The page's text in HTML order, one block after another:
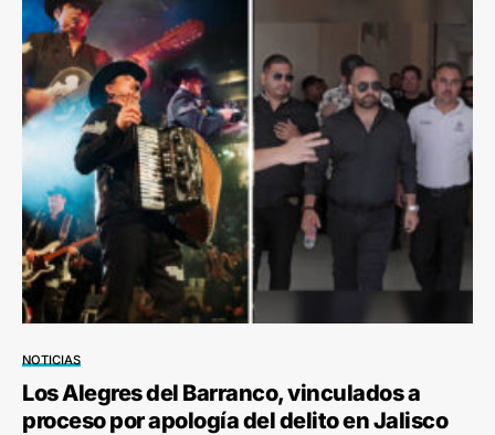
NOTICIAS
Los Alegres del Barranco, vinculados a
proceso por apología del delito en Jalisco